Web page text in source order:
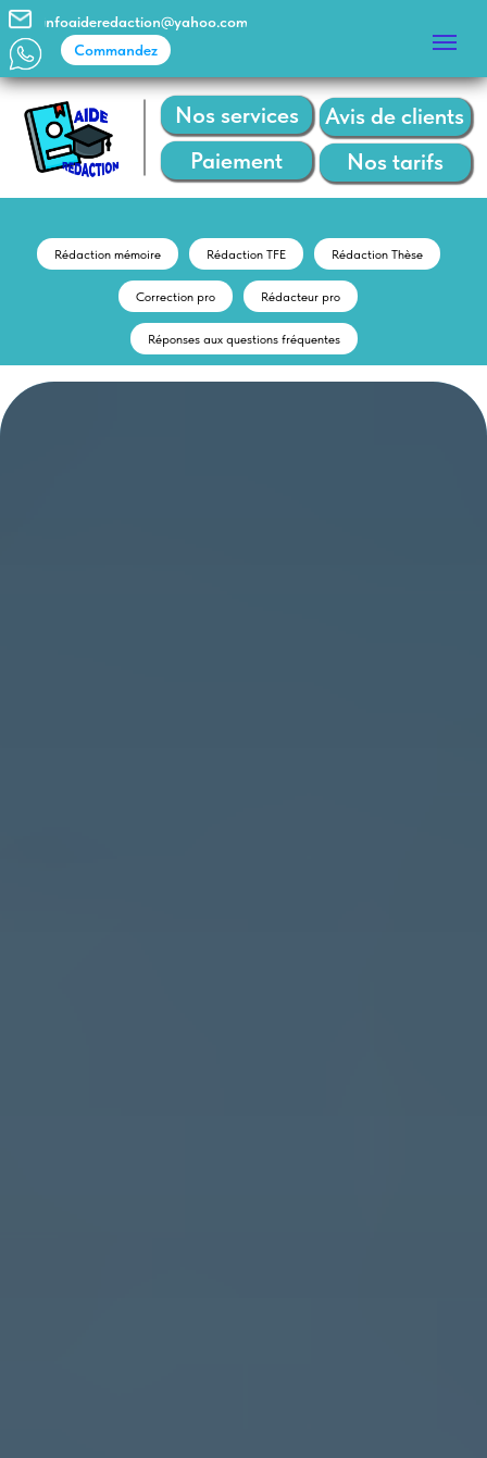
Nos services
Nos tarifs
Paiement
Avis de clients
Commandez
infoaideredaction@yahoo.com
Rédaction mémoire Rédaction TFE Rédaction Thèse
Correction pro Rédacteur pro
Réponses aux questions fréquentes